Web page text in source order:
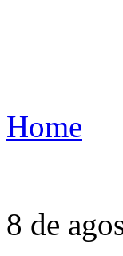
Home
8 de